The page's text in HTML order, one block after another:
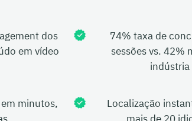
dos
em vídeo
74% taxa de
sessões vs. 42%
indústria
minutos,
Localização